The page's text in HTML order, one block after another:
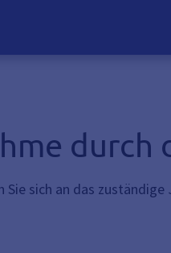
durch
sich an das